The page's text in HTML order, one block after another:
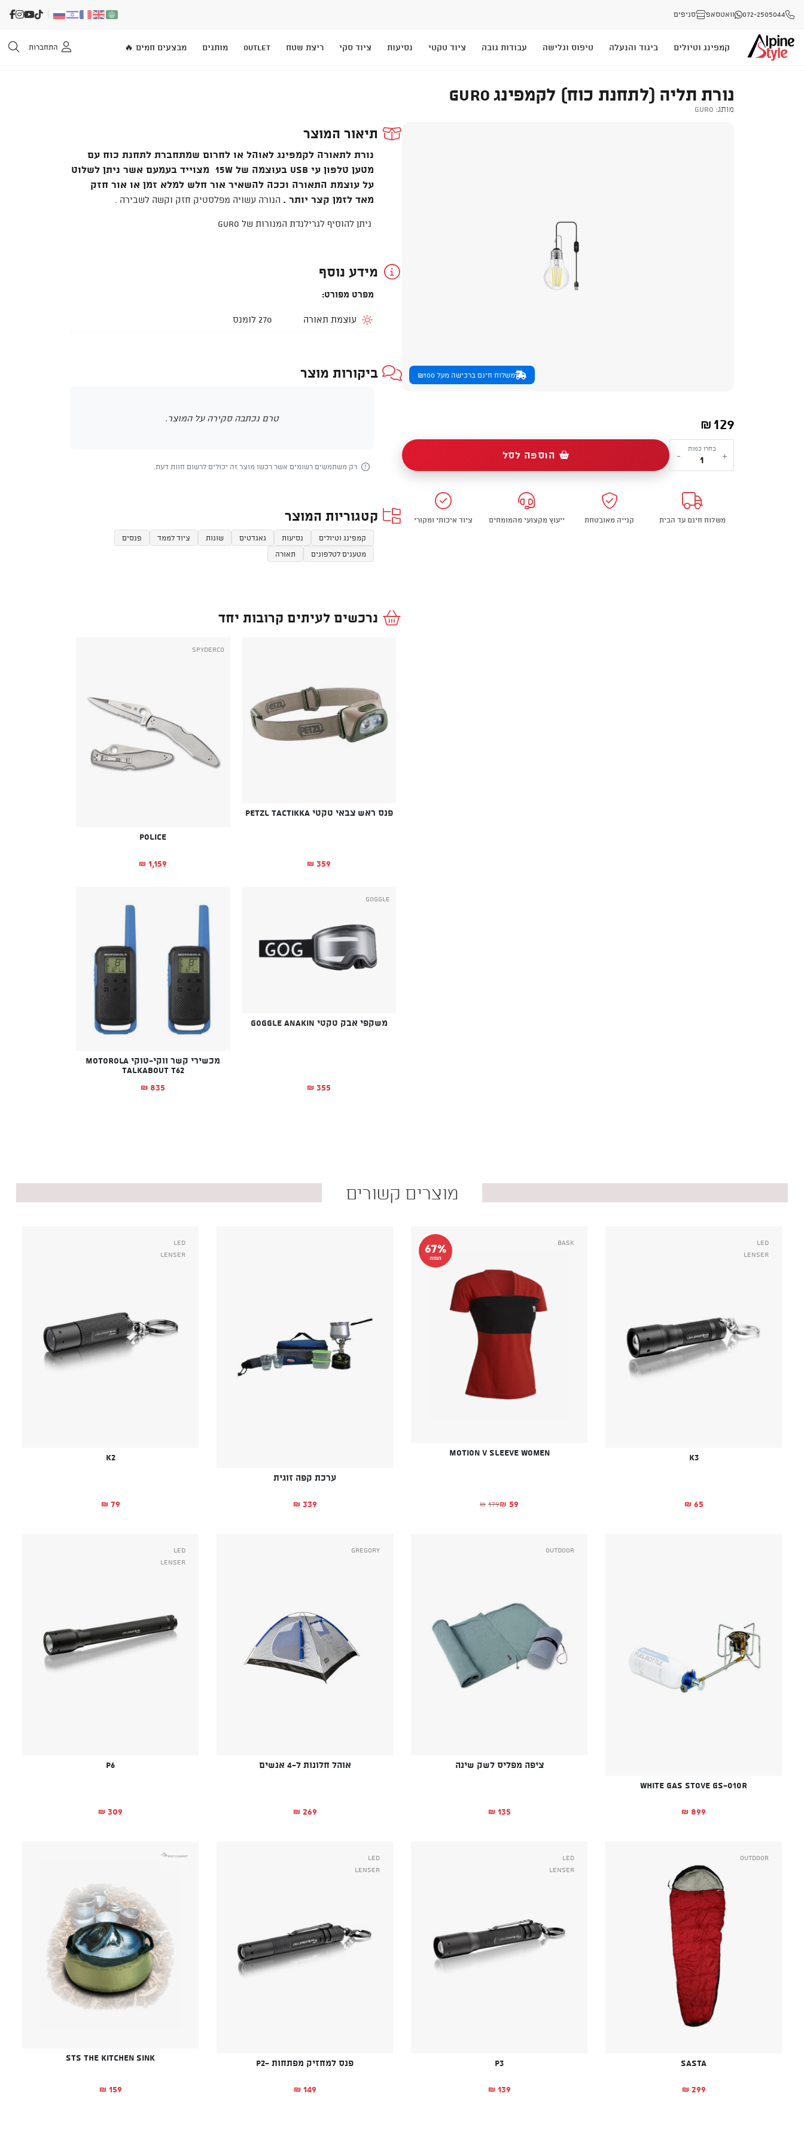
072-2505044 וואטסאפ סניפים
קמפינג וטיולים ביגוד והנעלה טיפוס וגלישה עבודות גובה ציוד טקטי נסיעות ציוד סקי ריצת שטח OUTLET מותגים מבצעים חמים 🔥 התחברות
נורת תליה (לתחנת כוח) לקמפינג GURO
מותג: Guro
משלוח חינם ברכישה מעל ₪100
₪ 129
+
כמות
של
תליה
(לתחנת
כוח)
בחרו כמות
- הוספה לסל
משלוח חינם עד הבית קנייה מאובטחת ייעוץ מקצועי מהמומחים ציוד איכותי ומקורי
תיאור המוצר
נורת לתאורה לקמפינג לאוהל או לחרום שמתחברת לתחנת כוח עם
מטען טלפון עי USB בעוצמה של 15W מצוייד בעמעם אשר ניתן לשלוט
על עוצמת התאורה וככה להשאיר אור חלש למלא זמן או אור חזק
מאד לזמן קצר יותר . הנורה עשויה מפלסטיק חזק וקשה לשבירה .
ניתן להוסיף לגרילנדת המנורות של GURO
מידע נוסף
מפרט מפורט:
עוצמת תאורה 270 לומנס
ביקורות מוצר
טרם נכתבה סקירה על המוצר.
רק משתמשים רשומים אשר רכשו מוצר זה יכולים לרשום חוות דעת.
קטגוריות המוצר
קמפינג וטיולים נסיעות גאגדטים שונות ציוד לממד
פנסים
מטענים לטלפונים
תאורה
נרכשים לעיתים קרובות יחד
פנס ראש צבאי טקטי PETZL TACTIKKA
₪ 359
Spyderco
Police
₪ 1,159
Goggle
משקפי אבק טקטי GOGGLE ANAKIN
₪ 355
מכשירי קשר ווקי-טוקי MOTOROLA
TALKABOUT T62
₪ 835
מוצרים קשורים
Led
Lenser
K3
₪ 65
67%
הנחה
Bask
Motion V Sleeve Women
₪ 179
המחיר המקורי היה: ₪179.₪ 59 המחיר הנוכחי הוא: ₪59.
ערכת קפה זוגית
₪ 339
Led
Lenser
K2
₪ 79
White Gas Stove GS-010R
₪ 899
Outdoor
ציפה מפליס לשק שינה
₪ 135
Gregory
אוהל חלונות ל-4 אנשים
₪ 269
Led
Lenser
P6
₪ 309
Outdoor
Sasta
₪ 299
Led
Lenser
P3
₪ 139
Led
Lenser
פנס למחזיק מפתחות -P2
₪ 149
STS The Kitchen Sink
₪ 159